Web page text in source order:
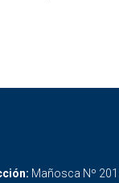
Mañosca Nº